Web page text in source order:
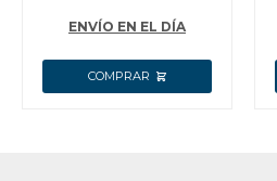
ENVÍO EN EL DÍA